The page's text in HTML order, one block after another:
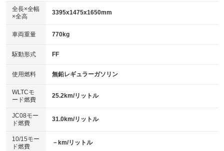
：装備なし
パワーウィンドウ
アイドリングストップ
：装備なし
USB入力端子
：装備なし
100V電源
：装備なし
センターデフロック
：装備なし
電動格納ミラー
：装備あり
：装備あり
革シート
キーレス
HID(キセノンライト)
：装備なし
バックカメラ
：装備あり
エアロ
：装備なし
：装備なし
パワーシート
ベンチシート
：装備あり
全長×全幅
×全高
3395x1475x1650mm
車両重量 770kg
駆動形式 FF
使用燃料 無鉛レギュラーガソリン
WLTCモ
ード燃費
25.2km/リットル
JC08モー
ド燃費
31.0km/リットル
10/15モー
ド燃費
－km/リットル